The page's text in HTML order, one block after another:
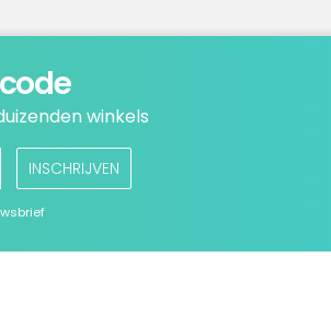
winkels
INSCHRIJVEN